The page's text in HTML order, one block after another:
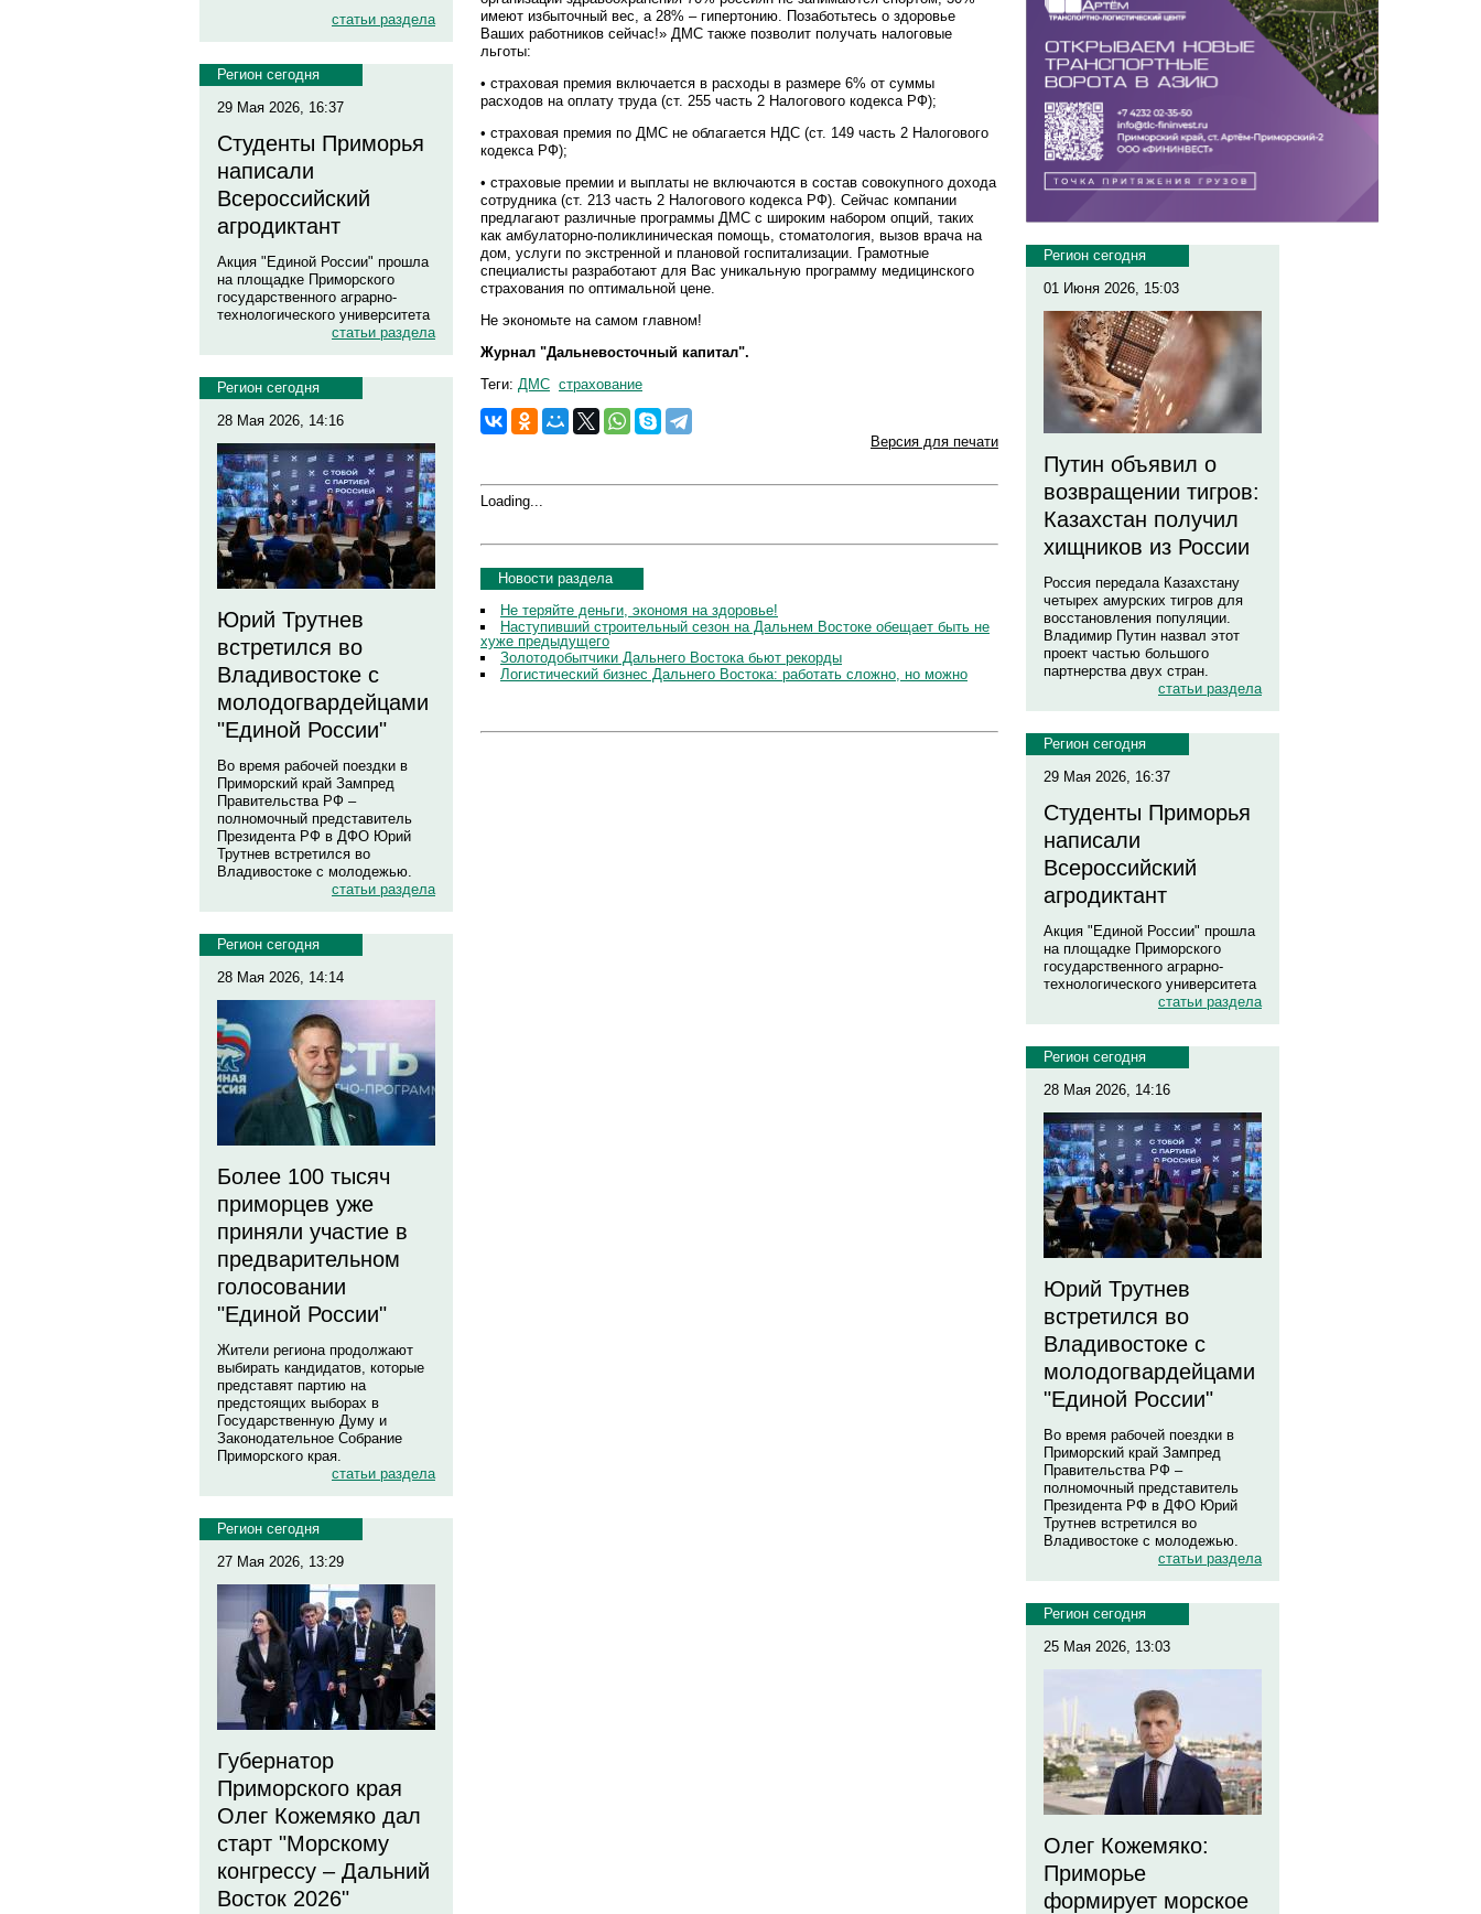
статьи раздела
Регион сегодня
29 Мая 2026, 16:37
Студенты Приморья
написали
Всероссийский
агродиктант
Акция "Единой России" прошла
на площадке Приморского
государственного аграрно-
технологического университета
статьи раздела
Регион сегодня
28 Мая 2026, 14:16
Юрий Трутнев
встретился во
Владивостоке с
молодогвардейцами
"Единой России"
Во время рабочей поездки в
Приморский край Зампред
Правительства РФ –
полномочный представитель
Президента РФ в ДФО Юрий
Трутнев встретился во
Владивостоке с молодежью.
статьи раздела
Регион сегодня
28 Мая 2026, 14:14
Более 100 тысяч
приморцев уже
приняли участие в
предварительном
голосовании
"Единой России"
Жители региона продолжают
выбирать кандидатов, которые
представят партию на
предстоящих выборах в
Государственную Думу и
Законодательное Собрание
Приморского края.
статьи раздела
Регион сегодня
27 Мая 2026, 13:29
Губернатор
Приморского края
Олег Кожемяко дал
старт "Морскому
конгрессу – Дальний
Восток 2026"
имеют избыточный вес, а 28% – гипертонию. Позаботьтесь о здоровье
Ваших работников сейчас!» ДМС также позволит получать налоговые
льготы:
• страховая премия включается в расходы в размере 6% от суммы
расходов на оплату труда (ст. 255 часть 2 Налогового кодекса РФ);
• страховая премия по ДМС не облагается НДС (ст. 149 часть 2 Налогового
кодекса РФ);
• страховые премии и выплаты не включаются в состав совокупного дохода
сотрудника (ст. 213 часть 2 Налогового кодекса РФ). Сейчас компании
предлагают различные программы ДМС с широким набором опций, таких
как амбулаторно-поликлиническая помощь, стоматология, вызов врача на
дом, услуги по экстренной и плановой госпитализации. Грамотные
специалисты разработают для Вас уникальную программу медицинского
страхования по оптимальной цене.
Не экономьте на самом главном!
Журнал "Дальневосточный капитал".
Теги: ДМС страхование
Версия для печати
Loading...
Новости раздела
Не теряйте деньги, экономя на здоровье!
Наступивший строительный сезон на Дальнем Востоке обещает быть не
хуже предыдущего
Золотодобытчики Дальнего Востока бьют рекорды
Логистический бизнес Дальнего Востока: работать сложно, но можно
Регион сегодня
01 Июня 2026, 15:03
Путин объявил о
возвращении тигров:
Казахстан получил
хищников из России
Россия передала Казахстану
четырех амурских тигров для
восстановления популяции.
Владимир Путин назвал этот
проект частью большого
партнерства двух стран.
статьи раздела
Регион сегодня
29 Мая 2026, 16:37
Студенты Приморья
написали
Всероссийский
агродиктант
Акция "Единой России" прошла
на площадке Приморского
государственного аграрно-
технологического университета
статьи раздела
Регион сегодня
28 Мая 2026, 14:16
Юрий Трутнев
встретился во
Владивостоке с
молодогвардейцами
"Единой России"
Во время рабочей поездки в
Приморский край Зампред
Правительства РФ –
полномочный представитель
Президента РФ в ДФО Юрий
Трутнев встретился во
Владивостоке с молодежью.
статьи раздела
Регион сегодня
25 Мая 2026, 13:03
Олег Кожемяко:
Приморье
формирует морское